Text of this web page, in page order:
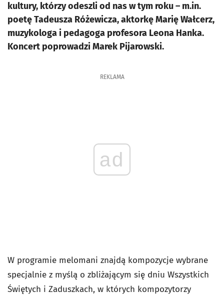
kultury, którzy odeszli od nas w tym roku – m.in.
poetę Tadeusza Różewicza, aktorkę Marię Wałcerz,
muzykologa i pedagoga profesora Leona Hanka.
Koncert poprowadzi Marek Pijarowski.
REKLAMA
ad
W programie melomani znajdą kompozycje wybrane
specjalnie z myślą o zbliżającym się dniu Wszystkich
Świętych i Zaduszkach, w których kompozytorzy